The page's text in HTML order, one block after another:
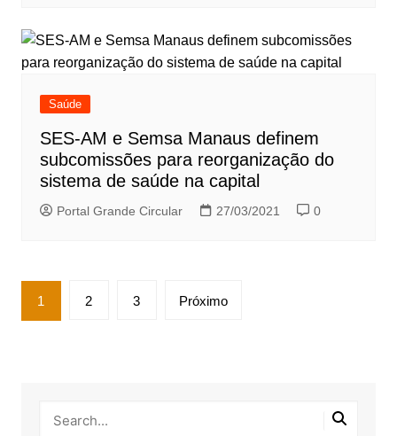
Saúde
SES-AM e Semsa Manaus definem
subcomissões para reorganização do
sistema de saúde na capital
Portal Grande Circular 27/03/2021 0
Paginação
de
1 2 3 Próximo